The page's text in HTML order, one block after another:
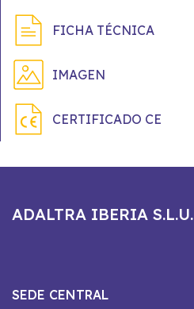
FICHA TÉCNICA
IMAGEN
CERTIFICADO CE
ADALTRA IBERIA S.L.U.
SEDE CENTRAL